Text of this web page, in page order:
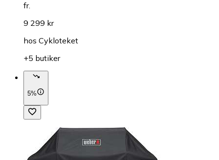
fr.
9 299 kr
hos Cykloteket
+5 butiker
5%